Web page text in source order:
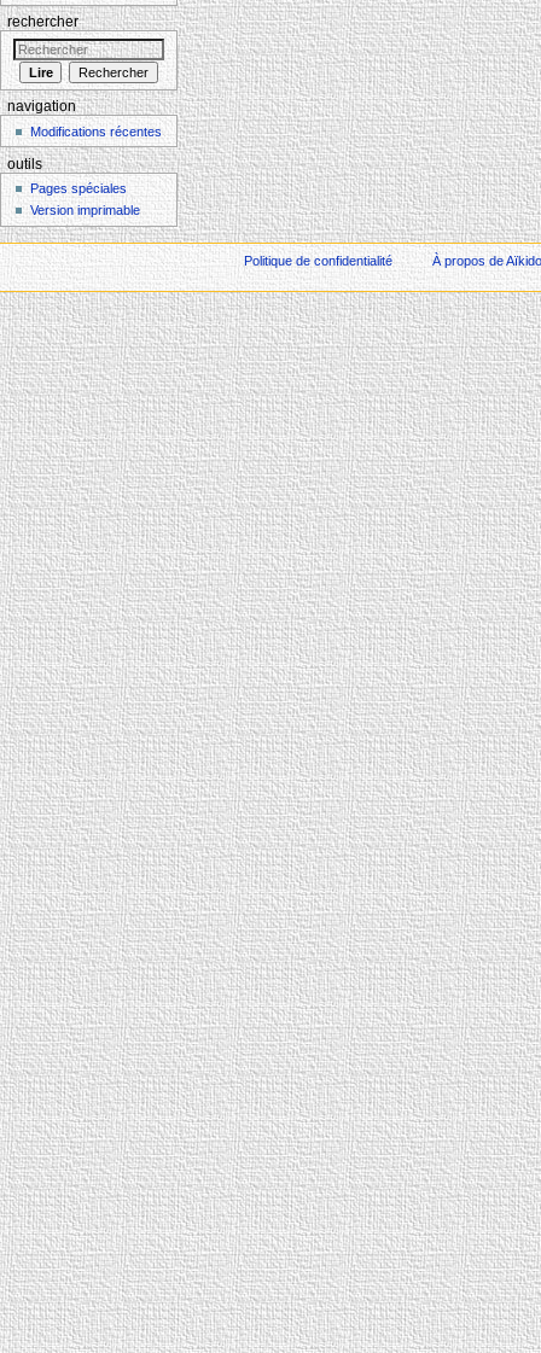
rechercher
navigation
Modifications récentes
outils
Pages spéciales
Version imprimable
Politique de confidentialité À propos de